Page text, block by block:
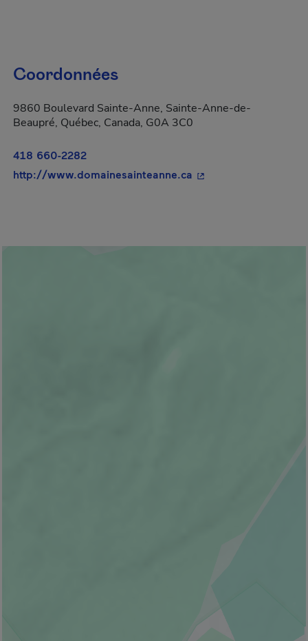
Coordonnées
9860 Boulevard Sainte-Anne, Sainte-Anne-de-
Beaupré, Québec, Canada, G0A 3C0
418 660-2282
http://www.domainesainteanne.ca - Cet hyperlien